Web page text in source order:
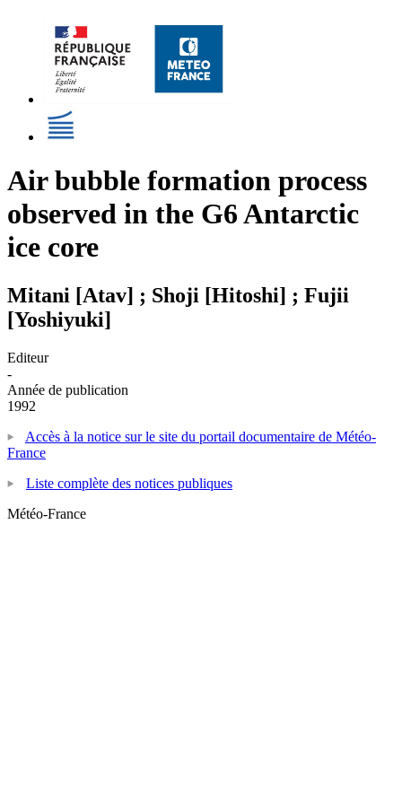
Air bubble formation process
observed in the G6 Antarctic
ice core
Mitani [Atav] ; Shoji [Hitoshi] ; Fujii
[Yoshiyuki]
Editeur
-
Année de publication
1992
Accès à la notice sur le site du portail documentaire de Météo-
France
Liste complète des notices publiques
Météo-France